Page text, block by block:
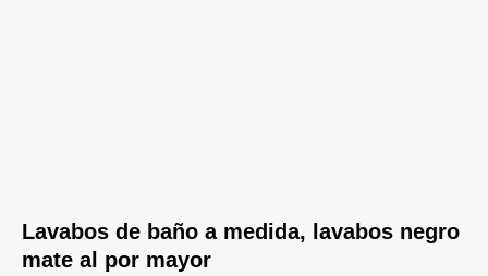
Lavabos de baño a medida, lavabos negro
mate al por mayor